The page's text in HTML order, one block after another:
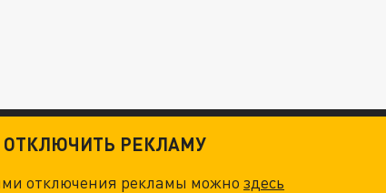
ОТКЛЮЧИТЬ РЕКЛАМУ
отключения рекламы можноздесь